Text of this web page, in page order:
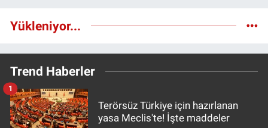
Yükleniyor...
Trend Haberler
Terörsüz Türkiye için hazırlanan
yasa Meclis'te! İşte maddeler
1